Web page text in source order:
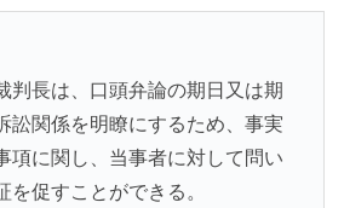
長は、口頭弁論の期日又は期
訟関係を明瞭にするため、事実
項に関し、当事者に対して問い
を促すことができる。